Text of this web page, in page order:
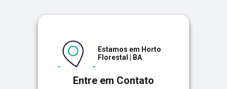
Entre em Contato
Estamos em Horto
Florestal | BA